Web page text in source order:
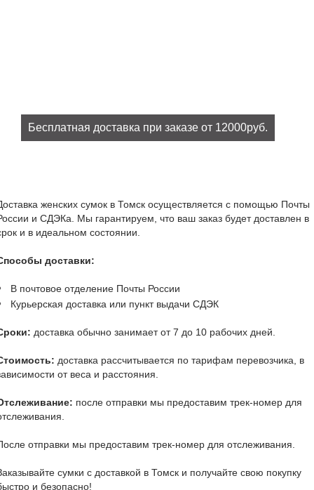
Бесплатная доставка при заказе от 12000руб.
женских сумок в Томск осуществляется с помощью Почты
и СДЭКа. Мы гарантируем, что ваш заказ будет доставлен в
и в идеальном состоянии.
доставки:
В почтовое отделение Почты России
Курьерская доставка или пункт выдачи СДЭК
доставка обычно занимает от 7 до 10 рабочих дней.
доставка рассчитывается по тарифам перевозчика, в
от веса и расстояния.
после отправки мы предоставим трек-номер для
отправки мы предоставим трек-номер для отслеживания.
сумки с доставкой в Томск и получайте свою покупку
и безопасно!